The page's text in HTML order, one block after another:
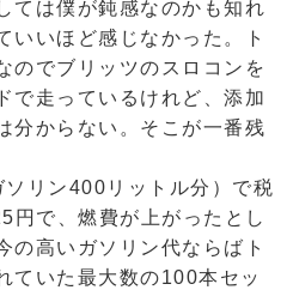
ては僕が鈍感なのかも知れ
いいほど感じなかった。ト
のでブリッツのスロコンを
で走っているけれど、添加
分からない。そこが一番残
リン400リットル分）で税
で、燃費が上がったとし
の高いガソリン代ならばト
いた最大数の100本セッ